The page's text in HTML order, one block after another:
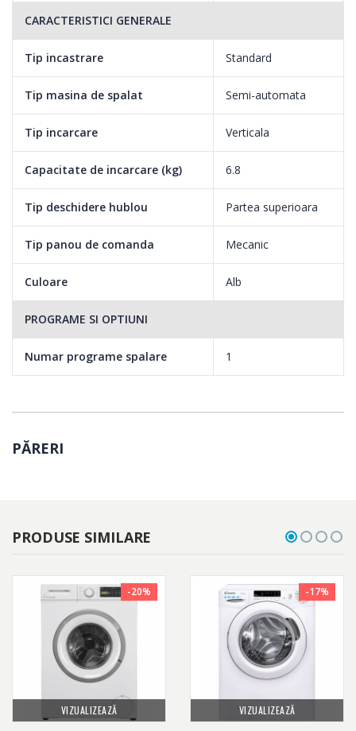
CARACTERISTICI GENERALE
Tip incastrare Standard
Tip masina de spalat Semi-automata
Tip incarcare Verticala
Capacitate de incarcare (kg) 6.8
Tip deschidere hublou Partea superioara
Tip panou de comanda Mecanic
Culoare Alb
PROGRAME SI OPTIUNI
Numar programe spalare 1
PĂRERI
PRODUSE SIMILARE
VIZUALIZEAZĂ
-20%
VIZUALIZEAZĂ
-17%